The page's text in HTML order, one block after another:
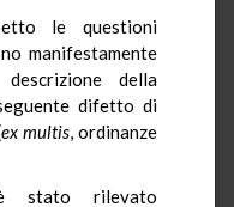
le questioni
manifestamente
della
difetto di
ex multis, ordinanze
stato rilevato